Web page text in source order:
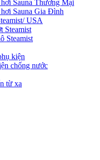
Sauna Thương Mại
Sauna Gia Đình
USA
Steamist
Steamist
kiện
chống nước
từ xa